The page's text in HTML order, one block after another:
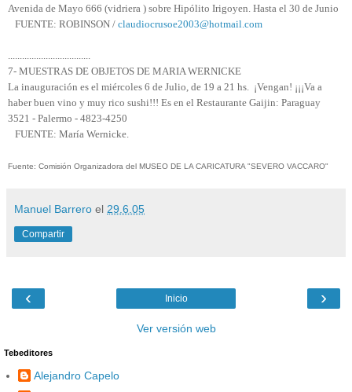
Avenida de Mayo 666 (vidriera ) sobre Hipólito Irigoyen. Hasta el 30 de Junio
FUENTE: ROBINSON / claudiocrusoe2003@hotmail.com
...................................
7- MUESTRAS DE OBJETOS DE MARIA WERNICKE
La inauguración es el miércoles 6 de Julio, de 19 a 21 hs. ¡Vengan! ¡¡¡Va a
haber buen vino y muy rico sushi!!! Es en el Restaurante Gaijin: Paraguay
3521 - Palermo - 4823-4250
FUENTE: María Wernicke.
Fuente: Comisión Organizadora del MUSEO DE LA CARICATURA "SEVERO VACCARO"
Manuel Barrero el 29.6.05
Compartir
‹ ›
Inicio
Ver versión web
Tebeditores
Alejandro Capelo